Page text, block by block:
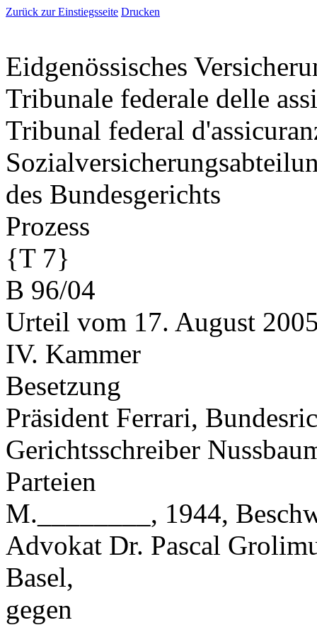
Zurück zur Einstiegsseite Drucken
Eidgenössisches
Tribunale federale delle
Tribunal federal
des Bundesgerichts
Prozess
{T 7}
B 96/04
Urteil vom 17. August
IV. Kammer
Besetzung
Präsident Ferrari,
Gerichtsschreiber
Parteien
M.________, 1944,
Advokat Dr. Pascal
Basel,
gegen